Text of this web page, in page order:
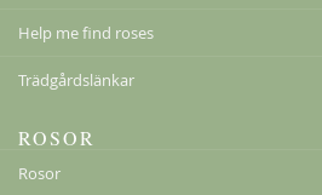
New Dawn
Help me find roses
Trädgårdslänkar
ROSOR
Rosor